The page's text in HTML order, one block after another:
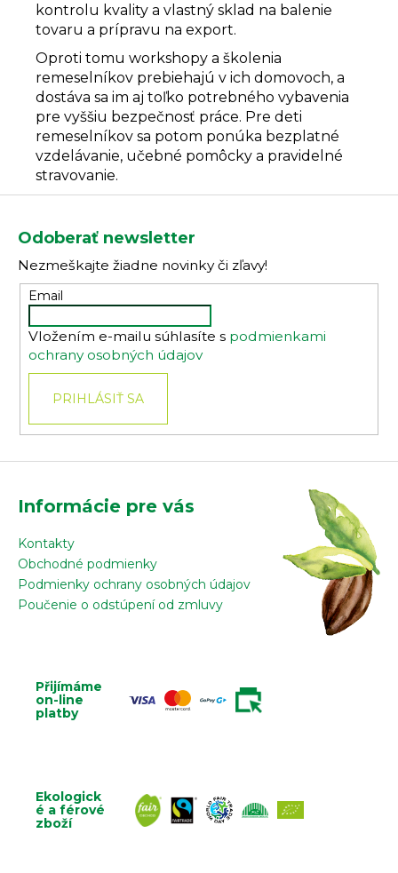
kontrolu kvality a vlastný sklad na balenie
tovaru a prípravu na export.
Oproti tomu workshopy a školenia
remeselníkov prebiehajú v ich domovoch, a
dostáva sa im aj toľko potrebného vybavenia
pre vyššiu bezpečnosť práce. Pre deti
remeselníkov sa potom ponúka bezplatné
vzdelávanie, učebné pomôcky a pravidelné
stravovanie.
Odoberať newsletter
Nezmeškajte žiadne novinky či zľavy!
Email
Vložením e-mailu súhlasíte s podmienkami
ochrany osobných údajov
PRIHLÁSIŤ SA
Informácie pre vás
Kontakty
Obchodné podmienky
Podmienky ochrany osobných údajov
Poučenie o odstúpení od zmluvy
Přijímáme
on-line
platby
Ekologick
é a férové
zboží